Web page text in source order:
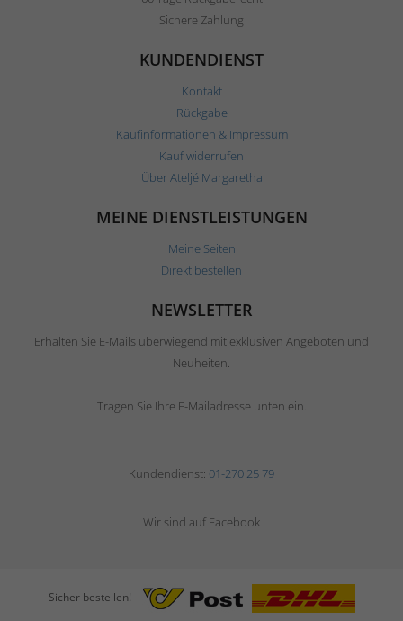
Sichere Zahlung
KUNDENDIENST
Kontakt
Rückgabe
Kaufinformationen & Impressum
Kauf widerrufen
Über Ateljé Margaretha
MEINE DIENSTLEISTUNGEN
Meine Seiten
Direkt bestellen
NEWSLETTER
Erhalten Sie E-Mails überwiegend mit exklusiven Angeboten und
Neuheiten.
Tragen Sie Ihre E-Mailadresse unten ein.
Kundendienst: 01-270 25 79
Wir sind auf Facebook
Sicher bestellen!